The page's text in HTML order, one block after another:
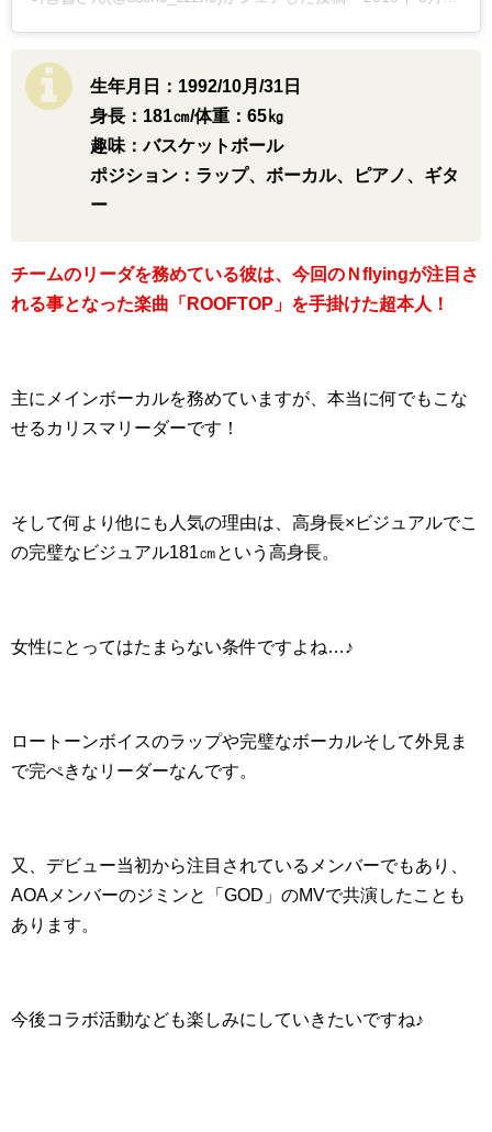
生年月日：1992/10月/31日
身長：181㎝/体重：65㎏
趣味：バスケットボール
ポジション：ラップ、ボーカル、ピアノ、ギタ
ー
チームのリーダを務めている彼は、今回のＮflyingが注目さ
れる事となった楽曲「ROOFTOP」を手掛けた超本人！
主にメインボーカルを務めていますが、本当に何でもこな
せるカリスマリーダーです！
そして何より他にも人気の理由は、高身長×ビジュアルでこ
の完璧なビジュアル181㎝という高身長。
女性にとってはたまらない条件ですよね…♪
ロートーンボイスのラップや完璧なボーカルそして外見ま
で完ぺきなリーダーなんです。
又、デビュー当初から注目されているメンバーでもあり、
AOAメンバーのジミンと「GOD」のMVで共演したことも
あります。
今後コラボ活動なども楽しみにしていきたいですね♪